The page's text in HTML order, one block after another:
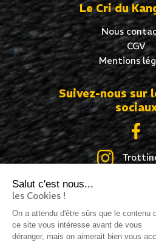
Salut c'est nous...
les Cookies !
On a attendu d'être sûrs que le contenu
ce site vous intéresse avant de vous
déranger, mais on aimerait bien vous
Le Cri du
Nous
CGV
Mentions
Suivez-nous sur